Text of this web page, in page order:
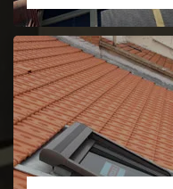
Couvreur 31